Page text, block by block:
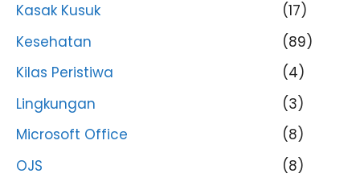
Kasak Kusuk
(17)
Kesehatan
(89)
Kilas Peristiwa
(4)
Lingkungan
(3)
Microsoft Office
(8)
OJS
(8)